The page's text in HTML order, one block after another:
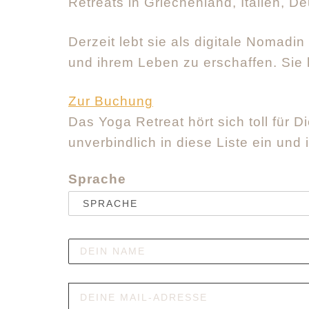
Derzeit lebt sie als digitale
und ihrem Leben zu erschaffen.
Zur Buchung
Das Yoga Retreat hört sich toll für
unverbindlich in diese Liste ein und
Sprache